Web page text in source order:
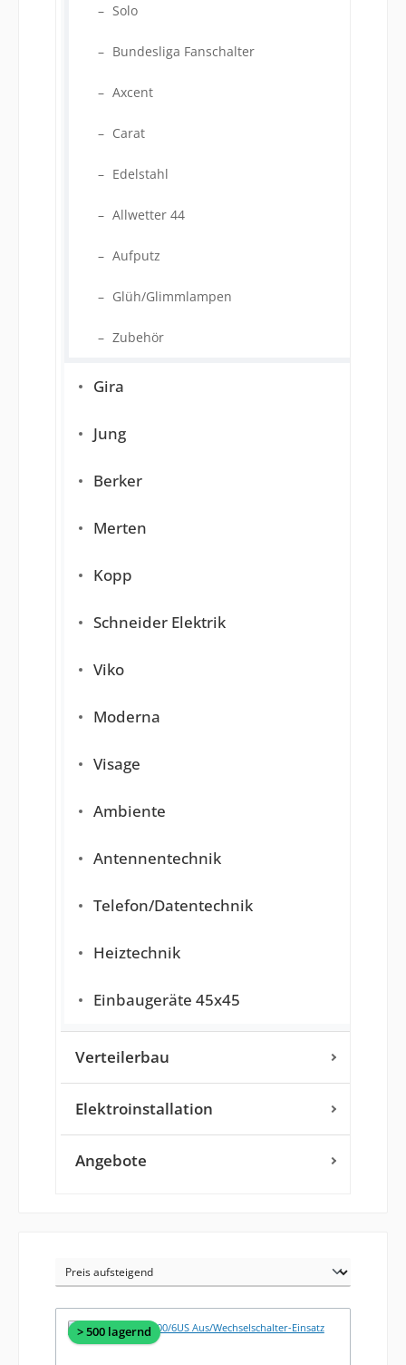
Solo
Bundesliga Fanschalter
Axcent
Carat
Edelstahl
Allwetter 44
Aufputz
Glüh/Glimmlampen
Zubehör
Gira
Jung
Berker
Merten
Kopp
Schneider Elektrik
Viko
Moderna
Visage
Ambiente
Antennentechnik
Telefon/Datentechnik
Heiztechnik
Einbaugeräte 45x45
Verteilerbau
Elektroinstallation
Angebote
> 500 lagernd